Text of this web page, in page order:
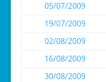
05/07/2009
19/07/2009
02/08/2009
16/08/2009
30/08/2009